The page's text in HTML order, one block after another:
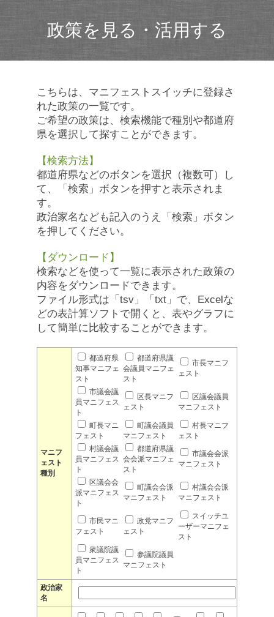
政策を見る・活用する
こちらは、マニフェストスイッチに登録さ
れた政策の一覧です。
ご希望の政策は、検索機能で種別や都道府
県を選択して探すことができます。
【検索方法】
都道府県などのボタンを選択（複数可）し
て、「検索」ボタンを押すと表示されま
す。
政治家名なども記入のうえ「検索」ボタン
を押してください。
【ダウンロード】
検索などを使って一覧に表示された政策の
内容をダウンロードできます。
ファイル形式は「tsv」「txt」で、Excelな
どの表計算ソフトで開くと、表やグラフに
して簡単に比較することができます。
マニフ
ェスト
種別
都道府県
知事マニフェ
スト
都道府県議
会議員マニフェ
スト
市長マニフ
ェスト
市議会議
員マニフェス
ト
区長マニフ
ェスト
区議会議員
マニフェスト
町長マニ
フェスト
町議会議員
マニフェスト
村長マニフ
ェスト
村議会議
員マニフェス
ト
都道府県議
会会派マニフェ
スト
市議会会派
マニフェスト
区議会会
派マニフェス
ト
町議会会派
マニフェスト
村議会会派
マニフェスト
市民マニ
フェスト
政党マニフ
ェスト
スイッチユ
ーザーマニフェ
スト
衆議院議
員マニフェス
ト
参議院議員
マニフェスト
政治家
名